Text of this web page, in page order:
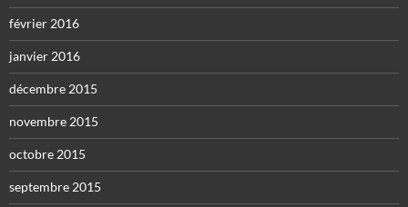
février 2016
janvier 2016
décembre 2015
novembre 2015
octobre 2015
septembre 2015